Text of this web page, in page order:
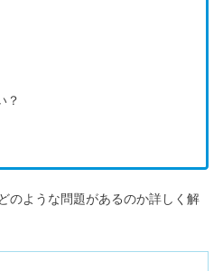
？
のような問題があるのか詳しく解